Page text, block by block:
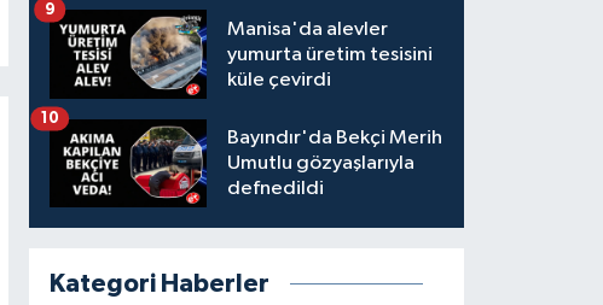
Manisa'da alevler
yumurta üretim tesisini
küle çevirdi
9
Bayındır'da Bekçi Merih
Umutlu gözyaşlarıyla
defnedildi
10
Kategori Haberler